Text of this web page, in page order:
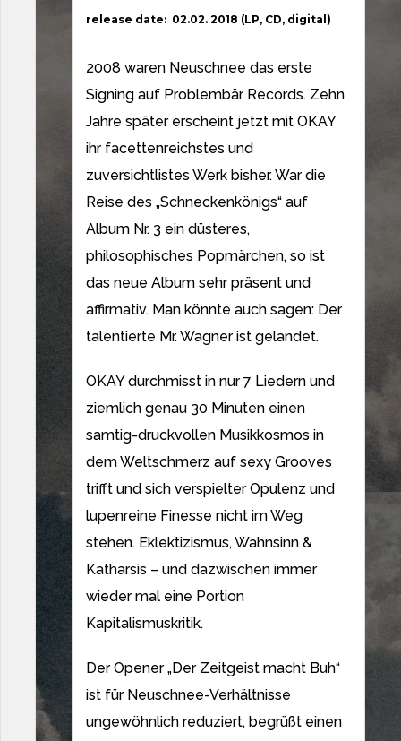
release date: 02.02. 2018 (LP, CD, digital)
2008 waren Neuschnee das erste
Signing auf Problembär Records. Zehn
Jahre später erscheint jetzt mit OKAY
ihr facettenreichstes und
zuversichtlistes Werk bisher. War die
Reise des „Schneckenkönigs“ auf
Album Nr. 3 ein düsteres,
philosophisches Popmärchen, so ist
das neue Album sehr präsent und
affirmativ. Man könnte auch sagen: Der
talentierte Mr. Wagner ist gelandet.
OKAY durchmisst in nur 7 Liedern und
ziemlich genau 30 Minuten einen
samtig-druckvollen Musikkosmos in
dem Weltschmerz auf sexy Grooves
trifft und sich verspielter Opulenz und
lupenreine Finesse nicht im Weg
stehen. Eklektizismus, Wahnsinn &
Katharsis – und dazwischen immer
wieder mal eine Portion
Kapitalismuskritik.
Der Opener „Der Zeitgeist macht Buh“
ist für Neuschnee-Verhältnisse
ungewöhnlich reduziert, begrüßt einen